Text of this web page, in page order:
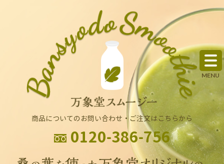
商品についてのお問い合わせ・ご注文はこちらから
0120-386-756